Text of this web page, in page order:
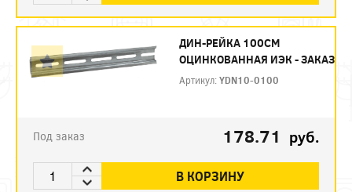
ДИН-РЕЙКА 100СМ
ОЦИНКОВАННАЯ ИЭК - ЗАКАЗ
Артикул:YDN10-0100
Под заказ 178.71 руб.
В КОРЗИНУ